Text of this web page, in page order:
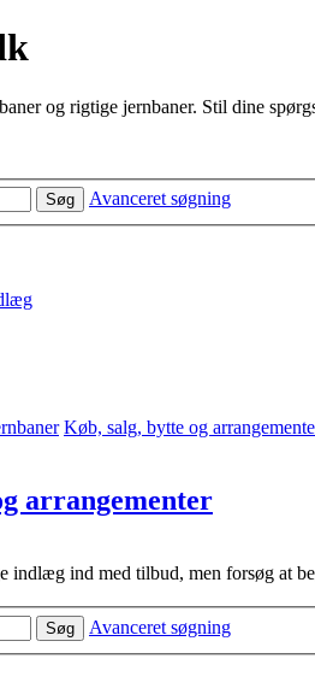
og rigtige jernbaner. Stil dine
Søg Avanceret søgning
Køb, salg, bytte og
arrangementer
indlæg ind med tilbud, men forsøg at
Søg
Avanceret søgning